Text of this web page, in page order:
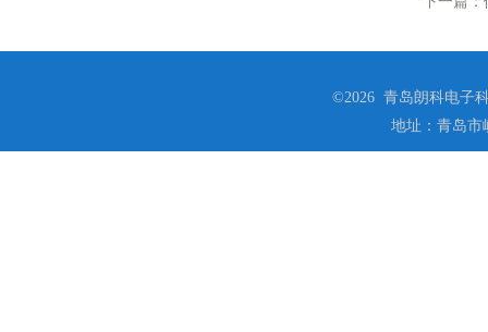
©2026 青岛朗科电子
地址：青岛市